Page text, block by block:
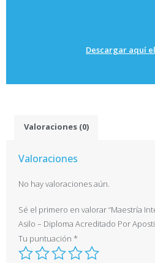
Descargar aquí
Valoraciones (0)
Valoraciones
No hay valoraciones aún.
Sé el primero en valorar “Maestría
Asilo – Diploma Acreditado Por
Tu puntuación *